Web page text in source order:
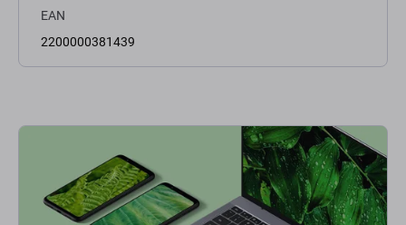
EAN
2200000381439